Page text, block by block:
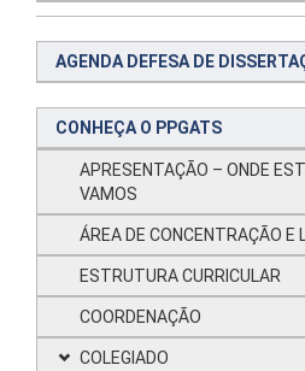
AGENDA DEFESA DE
CONHEÇA O PPGATS
APRESENTAÇÃO – ONDE
VAMOS
ÁREA DE CONCENTRAÇÃO E
ESTRUTURA CURRICULAR
COORDENAÇÃO
COLEGIADO